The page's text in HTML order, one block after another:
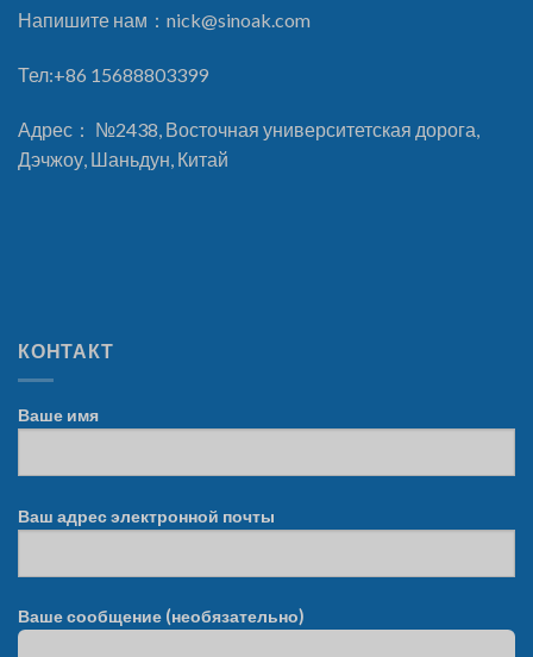
Напишите нам： nick@sinoak.com
Тел:+86 15688803399
Адрес： №2438, Восточная университетская дорога,
Дэчжоу, Шаньдун, Китай
КОНТАКТ
Ваше имя
Ваш адрес электронной почты
Ваше сообщение (необязательно)